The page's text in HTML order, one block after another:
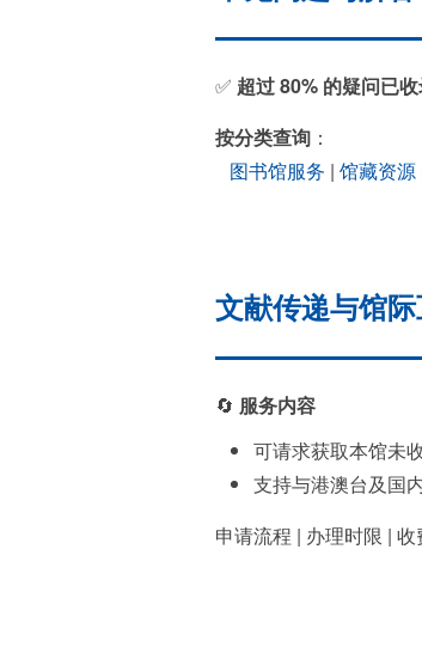
✅ 超过 80% 的疑问已
按分类查询 ：
图书馆服务 | 馆藏资源
文献传递与馆
🔄 服务内容
可请求获取本馆未
支持与港澳台及国
申请流程 | 办理时限 |